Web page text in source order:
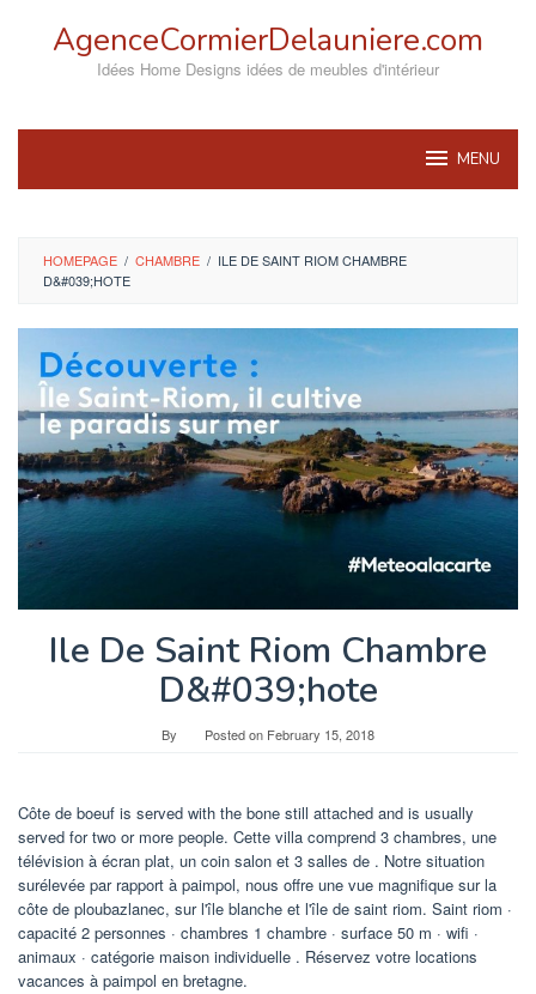
AgenceCormierDelauniere.com
Idées Home Designs idées de meubles d'intérieur
MENU
HOMEPAGE / CHAMBRE / ILE DE SAINT RIOM CHAMBRE
D&#039;HOTE
Ile De Saint Riom Chambre
D&#039;hote
By Posted on February 15, 2018
Côte de boeuf is served with the bone still attached and is usually
served for two or more people. Cette villa comprend 3 chambres, une
télévision à écran plat, un coin salon et 3 salles de . Notre situation
surélevée par rapport à paimpol, nous offre une vue magnifique sur la
côte de ploubazlanec, sur l'île blanche et l'île de saint riom. Saint riom ·
capacité 2 personnes · chambres 1 chambre · surface 50 m · wifi ·
animaux · catégorie maison individuelle . Réservez votre locations
vacances à paimpol en bretagne.